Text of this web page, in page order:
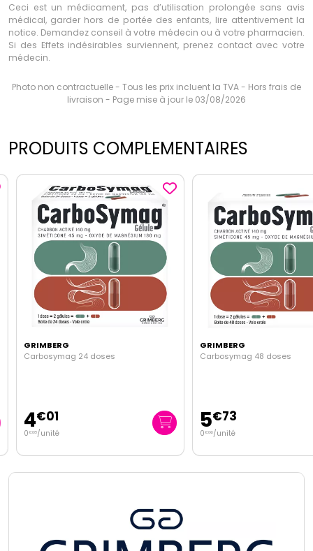
Ceci est un médicament, pas d’utilisation prolongée sans avis
médical, garder hors de portée des enfants, lire attentivement la
notice. Demandez conseil à votre médecin ou à votre pharmacien.
Si des Effets indésirables surviennent, prenez contact avec votre
médecin.
Photo non contractuelle - Tous les prix incluent la TVA - Hors frais de
livraison - Page mise à jour le 03/08/2026
PRODUITS COMPLEMENTAIRES
GRIMBERG
Carbosymag 24 doses
4€01
€08/unité
GRIMBERG
Carbosymag 48 doses
5€73
€06/unité